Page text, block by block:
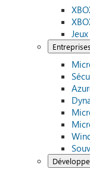
Jeux
Entreprises